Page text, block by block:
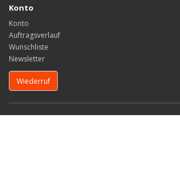
Konto
Konto
Auftragsverlauf
Wunschliste
Newsletter
Wiederruf